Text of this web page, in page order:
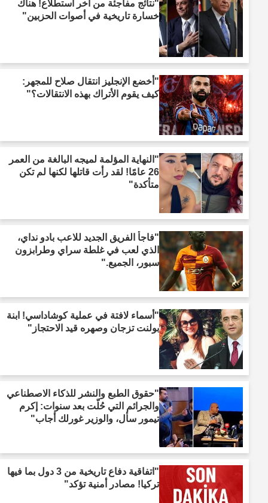
"نتائج مفاجئة من آخر استطلاع! هناك
خسارة تاريخية في أصوات الحزبين"
"أخضع الإنجليز انتقال صلاح للمجهر:
كيف يقوم الأتراك بهذه الانتقالات؟"
"النهاية المؤلمة لميجه البالغة من العمر
26 عامًا! لقد رأت قاتلها لكنها لم تكن
متأكدة"
"فاجأ الفريق الجديد للاعب بادو نداي،
الذي لعب في غلطة سراي وطرابزون
سبور، الجميع."
"أسماء لافتة في عملية كوشاداسي! ابنة
بولنت تزجان وصهره قيد الاحتجاز"
"حقوق الطبع والنشر للذكاء الاصطناعي
والجرائم التي حُلّت بعد سنوات: إكرم
تيمور سأل، والوزير غورلك أجاب"
"اتفاقية دفاع تاريخية من 3 دول بما فيها
تركيا! مصادر أمنية تؤكد"